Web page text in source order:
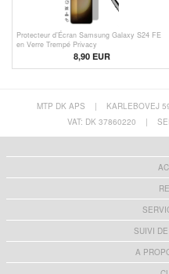
Protecteur d’Écran Samsung Galaxy S24 FE
en Verre Trempé Privacy
8,90 EUR
MTP DK APS | KARLEBOVEJ
VAT: DK 37860220
|
SUIVI
A